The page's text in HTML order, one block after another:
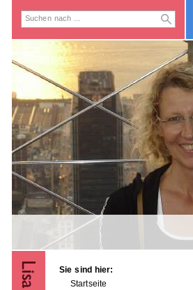
Sie sind hier:
Startseite